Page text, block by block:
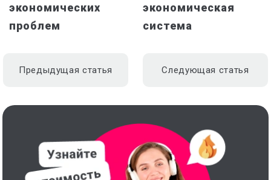
экономических
проблем
Предыдущая статья
экономическая
система
Следующая статья